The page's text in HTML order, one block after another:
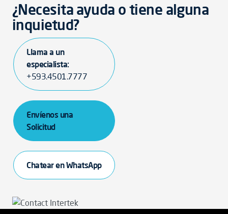
¿Necesita ayuda o tiene alguna
inquietud?
Llama a un
especialista:
+593.4501.7777
Envíenos una
Solicitud
Chatear en WhatsApp